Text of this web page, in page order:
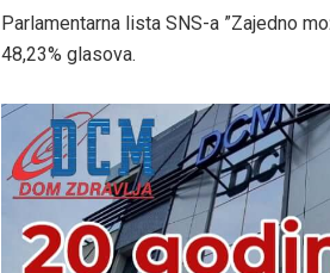
Parlamentarna lista SNS-a ”Zajedno
48,23% glasova.